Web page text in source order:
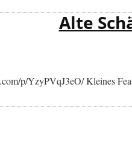
Alte
p/YzyPVqJ3eO/ Kleines